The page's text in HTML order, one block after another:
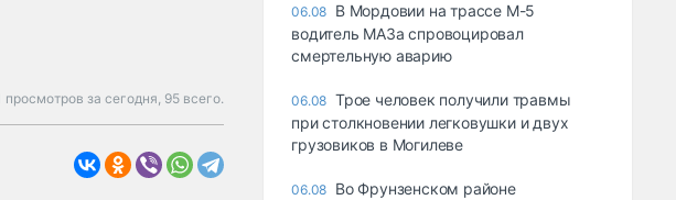
просмотров за сегодня, 95 всего.
06.08 В Мордовии на трассе М-5
водитель МАЗа спровоцировал
смертельную аварию
06.08 Трое человек получили травмы
при столкновении легковушки и двух
грузовиков в Могилеве
06.08 Во Фрунзенском районе